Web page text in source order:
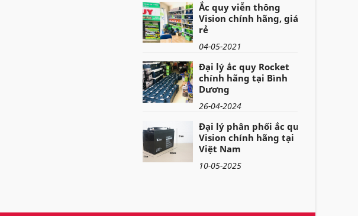
Ắc quy viễn thông
Vision chính hãng, giá
rẻ
04-05-2021
Đại lý ắc quy Rocket
chính hãng tại Bình
Dương
26-04-2024
Đại lý phân phối ắc quy
Vision chính hãng tại
Việt Nam
10-05-2025